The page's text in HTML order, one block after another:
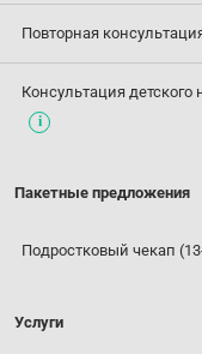
Повторная
Консультация
Пакетные предложения
Подростковый чекап
Услуги